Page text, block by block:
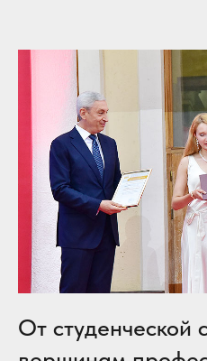
От студенческой